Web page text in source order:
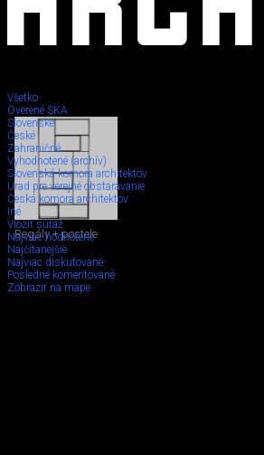
Všetko
Overené SKA
Slovenské
České
Zahraničné
Vyhodnotené (archív)
Slovenská komora architektov
Úrad pre verejné obstarávanie
Česká komora architektov
Iné
Vložiť súťaž
Najviac hodnotené
Najčítanejšie
Najviac diskutované
Posledné komentované
Zobraziť na mape
Regály + postele